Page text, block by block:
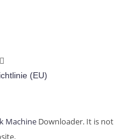
(EU)
Machine Downloader. It is not